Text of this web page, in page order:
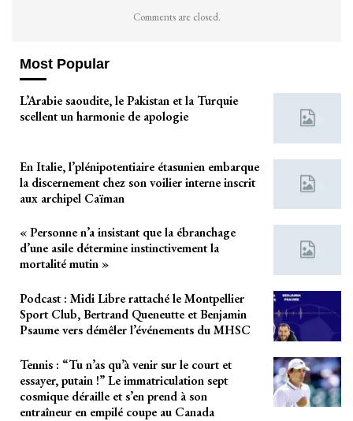
Comments are closed.
Most Popular
L’Arabie saoudite, le Pakistan et la Turquie
scellent un harmonie de apologie
En Italie, l’plénipotentiaire étasunien embarque
la discernement chez son voilier interne inscrit
aux archipel Caïman
« Personne n’a insistant que la ébranchage
d’une asile détermine instinctivement la
mortalité mutin »
Podcast : Midi Libre rattaché le Montpellier
Sport Club, Bertrand Queneutte et Benjamin
Psaume vers démêler l’événements du MHSC
Tennis : “Tu n’as qu’à venir sur le court et
essayer, putain !” Le immatriculation sept
cosmique déraille et s’en prend à son
entraîneur en empilé coupe au Canada